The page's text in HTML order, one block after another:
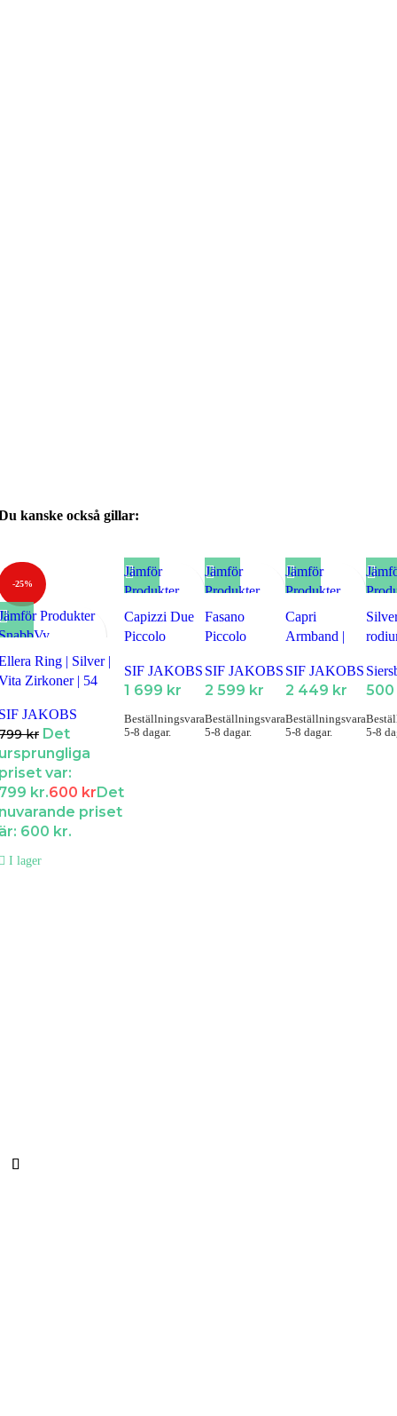
kanske också gillar:
-25%
Produkter
till i Favoriter
Ring | Silver |
Zirkoner | 54
JAKOBS
kr Det
var:
kr.600 krDet
priset
600 kr.
I lager
Jämför
Produkter
SnabbVy
Lägg till i
Capizzi Due
Piccolo
Silver | Vita
zirkoner
SIF JAKOBS
1 699 kr
Beställningsvara
5-8 dagar.
Jämför
Produkter
SnabbVy
Lägg till i
Fasano
Piccolo
Guld | Vita
zirkoner
SIF JAKOBS
2 599 kr
Beställningsvara
5-8 dagar.
Jämför
Produkter
SnabbVy
Lägg till i
Capri
Armband |
SIF JAKOBS
2 449 kr
Beställningsvara
5-8 dagar.
med
500
5-8